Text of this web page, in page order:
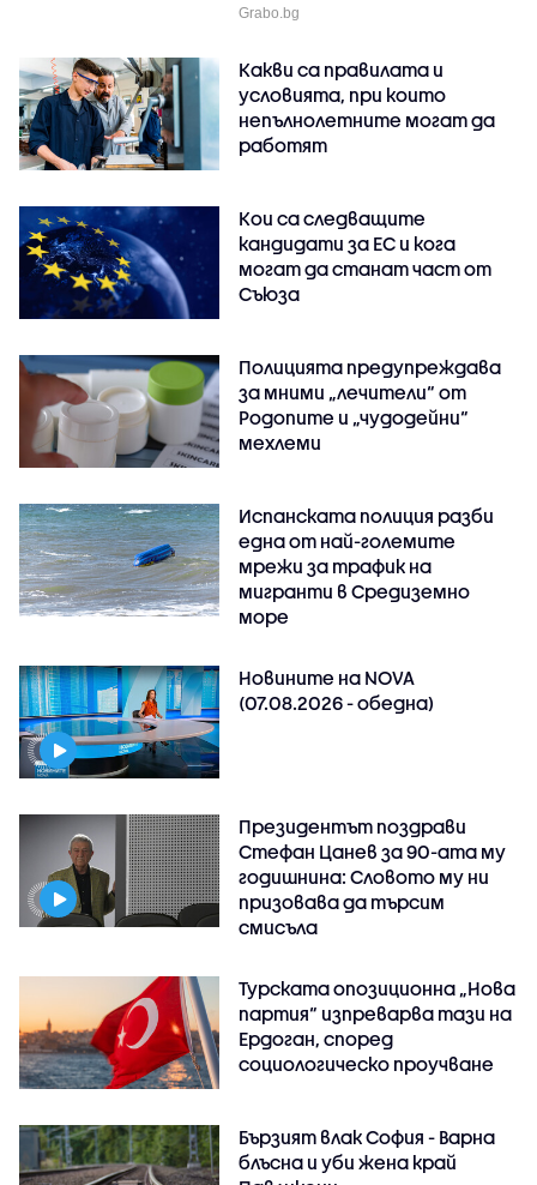
Grabo.bg
Какви са правилата и
условията, при които
непълнолетните могат да
работят
Кои са следващите
кандидати за ЕС и кога
могат да станат част от
Съюза
Полицията предупреждава
за мними „лечители“ от
Родопите и „чудодейни“
мехлеми
Испанската полиция разби
една от най-големите
мрежи за трафик на
мигранти в Средиземно
море
Новините на NOVA
(07.08.2026 - обедна)
Президентът поздрави
Стефан Цанев за 90-ата му
годишнина: Словото му ни
призовава да търсим
смисъла
Турската опозиционна „Нова
партия“ изпреварва тази на
Ердоган, според
социологическо проучване
Бързият влак София - Варна
блъсна и уби жена край